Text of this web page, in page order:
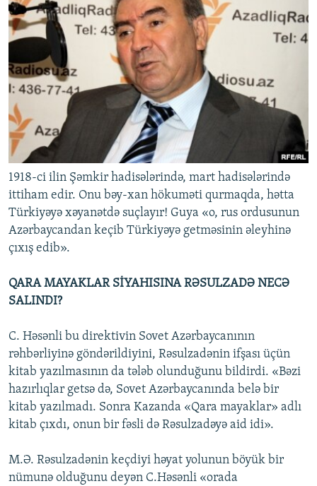
1918-ci ilin Şəmkir hadisələrində, mart hadisələrində
ittiham edir. Onu bəy-xan hökuməti qurmaqda, hətta
Türkiyəyə xəyanətdə suçlayır! Guya «o, rus ordusunun
Azərbaycandan keçib Türkiyəyə getməsinin əleyhinə
çıxış edib».
QARA MAYAKLAR SİYAHISINA RƏSULZADƏ NECƏ
SALINDI?
C. Həsənli bu direktivin Sovet Azərbaycanının
rəhbərliyinə göndərildiyini, Rəsulzadənin ifşası üçün
kitab yazılmasının da tələb olunduğunu bildirdi. «Bəzi
hazırlıqlar getsə də, Sovet Azərbaycanında belə bir
kitab yazılmadı. Sonra Kazanda «Qara mayaklar» adlı
kitab çıxdı, onun bir fəsli də Rəsulzadəyə aid idi».
M.Ə. Rəsulzadənin keçdiyi həyat yolunun böyük bir
nümunə olduğunu deyən C.Həsənli «orada